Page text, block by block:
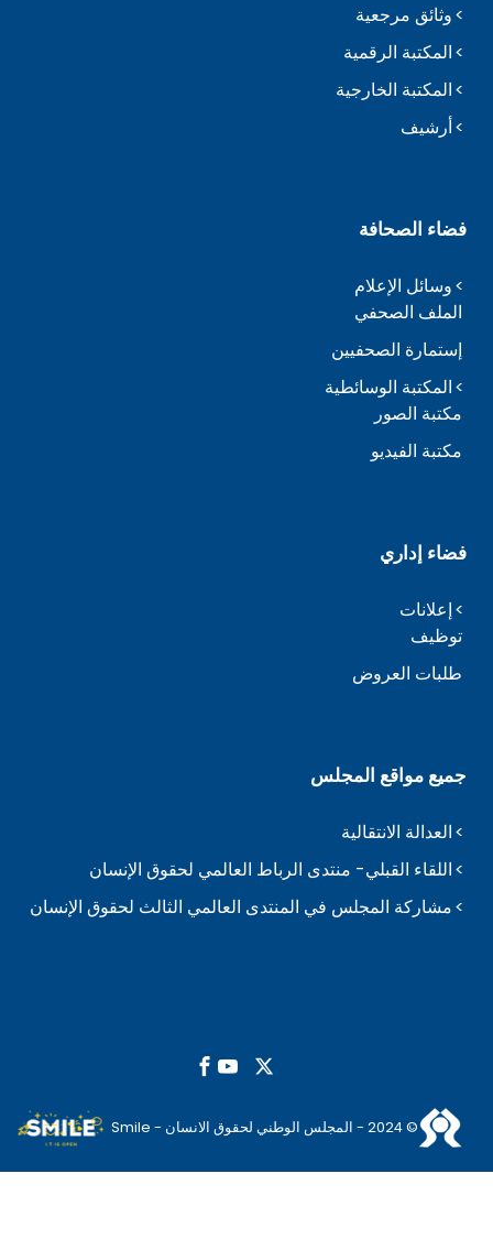
وثائق مرجعية
المكتبة الرقمية
المكتبة الخارجية
أرشيف
فضاء الصحافة
وسائل الإعلام
الملف الصحفي
إستمارة الصحفيين
المكتبة الوسائطية
مكتبة الصور
مكتبة الفيديو
فضاء إداري
إعلانات
توظيف
طلبات العروض
جميع مواقع المجلس
العدالة الانتقالية
اللقاء القبلي- منتدى الرباط العالمي لحقوق الإنسان
مشاركة المجلس في المنتدى العالمي الثالث لحقوق الإنسان
© 2024 - المجلس الوطني لحقوق الانسان - Smile